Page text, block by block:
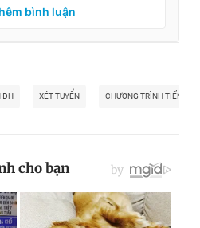
bình luận
ĐH XÉT TUYỂN CHƯƠNG TRÌNH TIẾNG